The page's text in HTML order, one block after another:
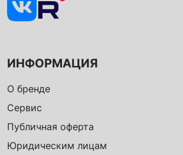
ИНФОРМАЦИЯ
О бренде
Сервис
Публичная оферта
Юридическим лицам